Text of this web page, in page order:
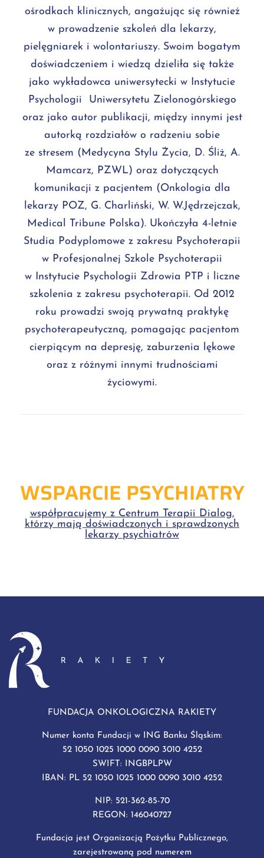
ośrodkach klinicznych, angażując się również
w prowadzenie szkoleń dla lekarzy,
pielęgniarek i wolontariuszy. Swoim bogatym
doświadczeniem i wiedzą dzieliła się także
jako wykładowca uniwersytecki w Instytucie
Psychologii Uniwersytetu Zielonogórskiego
oraz jako autor publikacji, między innymi jest
autorką rozdziałów o radzeniu sobie
ze stresem (Medycyna Stylu Życia, D. Śliż, A.
Mamcarz, PZWL) oraz dotyczących
komunikacji z pacjentem (Onkologia dla
lekarzy POZ, G. Charliński, W. W.Jędrzejczak,
Medical Tribune Polska). Ukończyła 4-letnie
Studia Podyplomowe z zakresu Psychoterapii
w Profesjonalnej Szkole Psychoterapii
w Instytucie Psychologii Zdrowia PTP i liczne
szkolenia z zakresu psychoterapii. Od 2012
roku prowadzi swoją prywatną praktykę
psychoterapeutyczną, pomagając pacjentom
cierpiącym na depresję, zaburzenia lękowe
oraz z różnymi innymi trudnościami
życiowymi.
WSPARCIE PSYCHIATRY
współpracujemy z Centrum Terapii Dialog,
którzy mają doświadczonych i sprawdzonych
lekarzy psychiatrów
FUNDACJA ONKOLOGICZNA RAKIETY
Numer konta Fundacji w ING Banku Śląskim:
52 1050 1025 1000 0090 3010 4252
SWIFT: INGBPLPW
IBAN: PL 52 1050 1025 1000 0090 3010 4252
NIP: 521-362-85-70
REGON: 146040727
Fundacja jest Organizacją Pożytku Publicznego,
zarejestrowaną pod numerem